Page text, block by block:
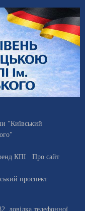
"Київський
КПІ
Про сайт
проспект
, довiдка телефонної